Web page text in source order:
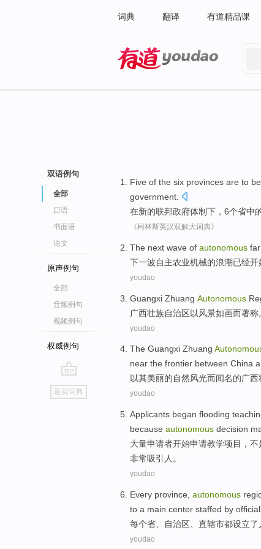
词典 翻译 有道精品课
双语例句
全部
口语
书面语
论文
原声例句
全部
音频例句
视频例句
权威例句
go
top
返回词典
Five of the six provinces are to
government
在新的联邦政府体制下， 6个省中
《柯林斯英汉双解大词典》
The next wave of autonomous
下一波自主农业机械的浪潮已经开
youdao
Guangxi Zhuang Autonomous
广西壮族自治区以 风景如画而著称
youdao
The Guangxi Zhuang
near the frontier between China
以其美丽的自然风光而闻名的广西
youdao
Applicants began flooding
because autonomous decision
大量申请者开始申请教学项目 ， 不
非常吸引 人。
youdao
Every province autonomous
to a main center staffed by
每个省 自治区 直辖市都设立了
youdao